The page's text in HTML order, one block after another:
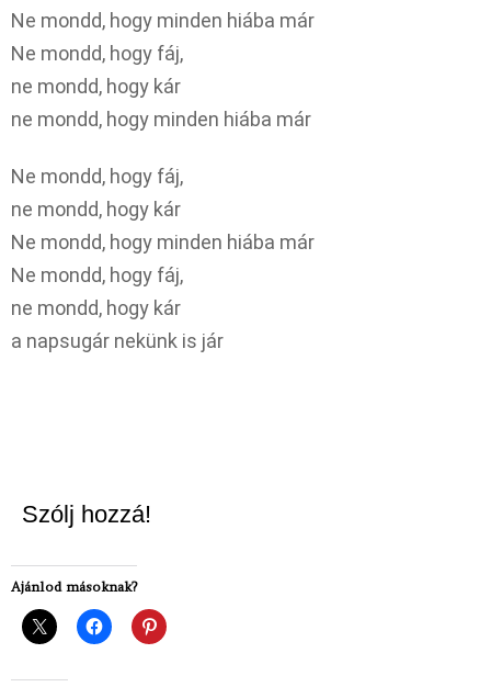
Ne mondd, hogy minden hiába már
Ne mondd, hogy fáj,
ne mondd, hogy kár
ne mondd, hogy minden hiába már
Ne mondd, hogy fáj,
ne mondd, hogy kár
Ne mondd, hogy minden hiába már
Ne mondd, hogy fáj,
ne mondd, hogy kár
a napsugár nekünk is jár
Szólj hozzá!
Ajánlod másoknak?